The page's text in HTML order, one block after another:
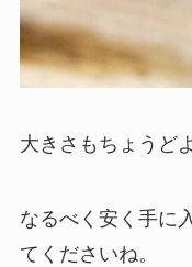
大きさもちょうど
なるべく安く手に
てくださいね。